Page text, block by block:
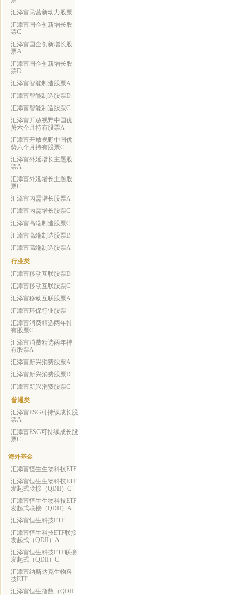
汇添富民营新动力股票
汇添富国企创新增长股
票C
汇添富国企创新增长股
票A
汇添富国企创新增长股
票D
汇添富智能制造股票A
汇添富智能制造股票D
汇添富智能制造股票C
汇添富开放视野中国优
势六个月持有股票A
汇添富开放视野中国优
势六个月持有股票C
汇添富外延增长主题股
票A
汇添富外延增长主题股
票C
汇添富内需增长股票A
汇添富内需增长股票C
汇添富高端制造股票C
汇添富高端制造股票D
汇添富高端制造股票A
行业类
汇添富移动互联股票D
汇添富移动互联股票C
汇添富移动互联股票A
汇添富环保行业股票
汇添富消费精选两年持
有股票C
汇添富消费精选两年持
有股票A
汇添富新兴消费股票A
汇添富新兴消费股票D
汇添富新兴消费股票C
普通类
汇添富ESG可持续成长股
票A
汇添富ESG可持续成长股
票C
海外基金
汇添富恒生生物科技ETF
汇添富恒生生物科技ETF
发起式联接（QDII）C
汇添富恒生生物科技ETF
发起式联接（QDII）A
汇添富恒生科技ETF
汇添富恒生科技ETF联接
发起式（QDII）A
汇添富恒生科技ETF联接
发起式（QDII）C
汇添富纳斯达克生物科
技ETF
汇添富恒生指数（QDII-